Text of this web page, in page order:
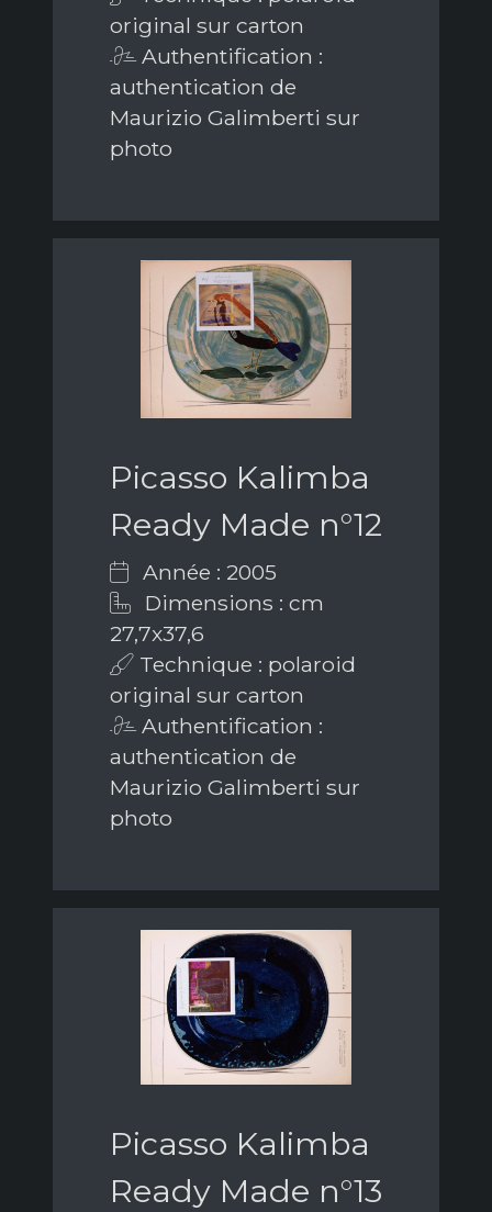
original sur carton
Authentification :
authentication de
Maurizio Galimberti sur
photo
Picasso Kalimba
Ready Made n°12
Année : 2005
Dimensions : cm
27,7x37,6
Technique : polaroid
original sur carton
Authentification :
authentication de
Maurizio Galimberti sur
photo
Picasso Kalimba
Ready Made n°13